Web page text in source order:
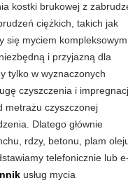
kostki brukowej z
ciężkich, takich jak
się myciem
i przyjazną dla
tylko w wyznaczonych
czyszczenia i
metrażu czyszczonej
Dlatego głównie
rdzy, betonu, plam
telefonicznie lub e-
usług mycia